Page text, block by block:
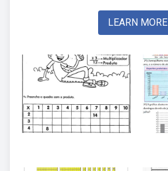
LEARN MORE